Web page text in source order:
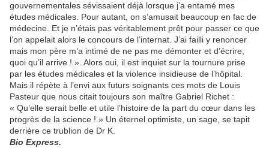
gouvernementales sévissaient déjà lorsque j’a entamé mes
études médicales. Pour autant, on s’amusait beaucoup en fac de
médecine. Et je n’étais pas véritablement prêt pour passer ce que
l’on appelait alors le concours de l’internat. J’ai failli y renoncer
mais mon père m’a intimé de ne pas me démonter et d’écrire,
quoi qu’il arrive ! ». Alors oui, il est inquiet sur la tournure prise
par les études médicales et la violence insidieuse de l’hôpital.
Mais il répète à l’envi aux futurs soignants ces mots de Louis
Pasteur que nous citait toujours son maître Gabriel Richet :
« Qu’elle serait belle et utile l’histoire de la part du cœur dans les
progrès de la science ! » Un éternel optimiste, un sage, se tapit
derrière ce trublion de Dr K.
Bio Express.